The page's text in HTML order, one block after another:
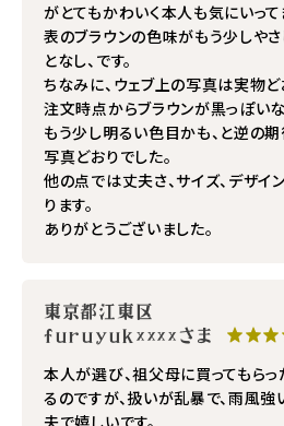
がとてもかわいく本人も気にいって
表のブラウンの色味がもう少しや
となし、です。
ちなみに、ウェブ上の写真は実物ど
注文時点からブラウンが黒っぽいな
もう少し明るい色目かも、と逆の
写真どおりでした。
他の点では丈夫さ、サイズ、デザイ
ります。
ありがとうございました。
東京都江東区
furuyuk××××さま
本人が選び、祖父母に買ってもらっ
るのですが、扱いが乱暴で、雨風強